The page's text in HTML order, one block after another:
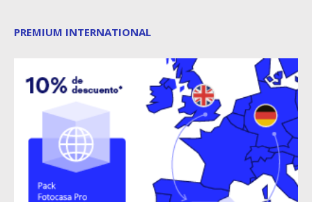
PREMIUM INTERNATIONAL